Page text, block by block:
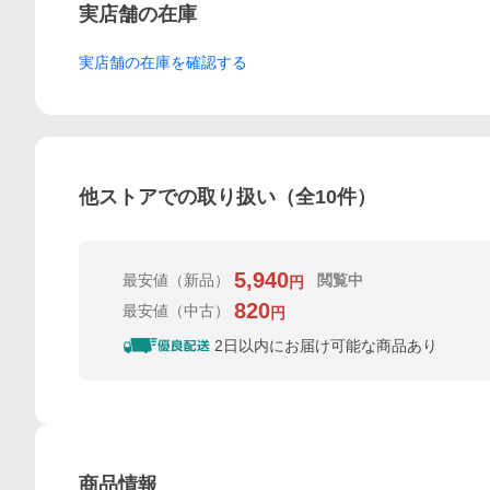
実店舗の在庫
実店舗の在庫を確認する
他ストアでの取り扱い（全10件）
最安値 （新品） 5,940円
閲覧中
最安値 （中古） 820円
2日以内にお届け可能な商品あり
商品情報